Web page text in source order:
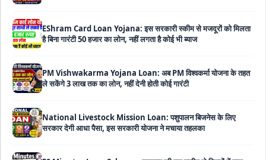
PM Vishwakarma Yojana Loan: अब PM विश्वकर्मा योजना के तहत
ले सकेंगे 3 लाख तक का लोन, नहीं देनी होती कोई गारंटी
National Livestock Mission Loan: पशुपालन बिजनेस के लिए
सरकार देगी आधा पैसा, इस सरकारी योजना ने मचाया तहलका
59 Minutes Loan Scheme: सरकार की इस स्कीम से मिनटों में पास
होगा लोन, ऐसे करें ऑनलाइन अप्लाई